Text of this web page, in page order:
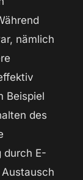
nämlich
Beispiel
des
durch E-